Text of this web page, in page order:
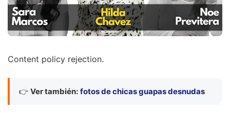
Content policy rejection.
👉 Ver también: fotos de chicas guapas desnudas